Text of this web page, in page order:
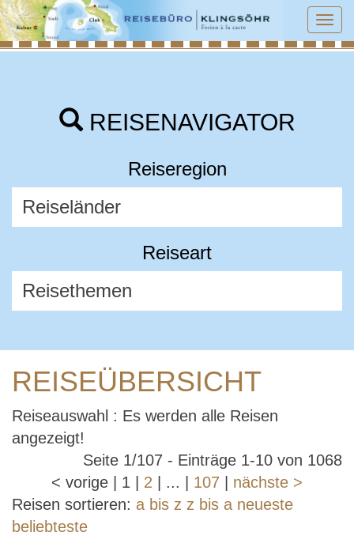
REISENAVIGATOR
Reiseregion
Reiseart
REISEÜBERSICHT
Reiseauswahl : Es werden alle Reisen
angezeigt!
Seite 1/107 - Einträge 1-10 von 1068
< vorige 1 2 ... 107 nächste >
Reisen sortieren: a bis z z bis a neueste
beliebteste